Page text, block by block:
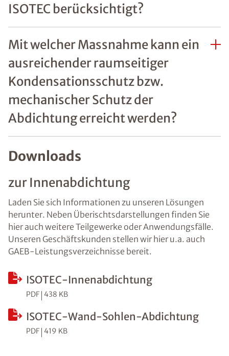
ISOTEC berücksichtigt?
Mit welcher Massnahme kann ein
ausreichender raumseitiger
Kondensationsschutz bzw.
mechanischer Schutz der
Abdichtung erreicht werden?
Downloads
zur Innenabdichtung
Laden Sie sich Informationen zu unseren Lösungen
herunter. Neben Überischtsdarstellungen finden Sie
hier auch weitere Teilgewerke oder Anwendungsfälle.
Unseren Geschäftskunden stellen wir hier u.a. auch
GAEB-Leistungsverzeichnisse bereit.
ISOTEC-Innenabdichtung
PDF 438 KB
ISOTEC-Wand-Sohlen-Abdichtung
PDF 419 KB